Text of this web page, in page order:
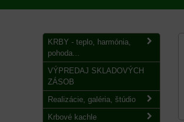
KRBY - teplo, harmónia,
pohoda...
VÝPREDAJ SKLADOVÝCH
ZÁSOB
Realizácie, galéria, štúdio
Krbové kachle